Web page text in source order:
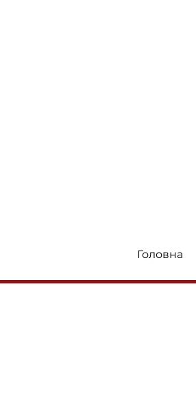
Головна